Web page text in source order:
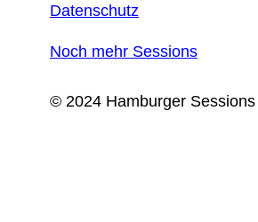
Datenschutz
Noch mehr Sessions
© 2024 Hamburger Sessions